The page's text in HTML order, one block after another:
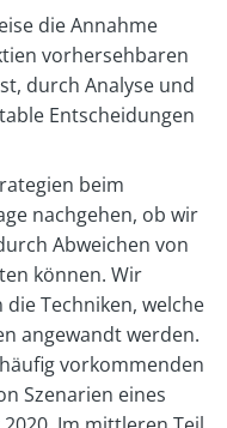
die Annahme
vorhersehbaren
durch Analyse und
Entscheidungen
beim
nachgehen, ob wir
Abweichen von
können. Wir
Techniken, welche
angewandt werden.
vorkommenden
Szenarien eines